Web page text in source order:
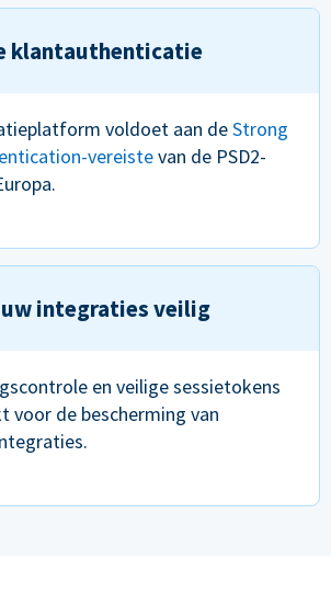
klantauthenticatie
voldoet aan deStrong
vereistevan de PSD2-
integraties veilig
en veilige sessietokens
voor de bescherming van